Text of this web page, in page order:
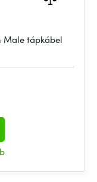
Male tápkábel